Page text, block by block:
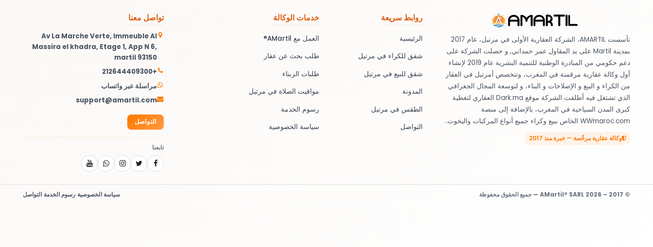
تأسست AMARTIL، الشركة العقارية الأولى في مرتيل، عام 2017
بمدينة Martil على يد المقاول عمر حمداني, و حصلت الشركة على
دعم حكومي من المبادرة الوطنية للتنمية البشرية عام 2019 لإنشاء
أول وكالة عقارية مرقمنة في المغرب، وتتخصص أمرتيل في العقار
من الكراء و البيع و الإصلاحات و البناء، و لتوسعة المجال الجغرافي
الذي تشتغل فيه أطلقت الشركة موقع Dark.ma العقاري لتغطية
كبرى المدن السياحية في المغرب، بالإضافة إلى منصة
WWmaroc.com الخاص ببيع وكراء جميع أنواع المركبات واليخوت..
وكالة عقارية مرخّصة — خبرة منذ 2017
روابط سريعة
الرئيسية
شقق للكراء في مرتيل
شقق للبيع في مرتيل
المدونة
الطقس في مرتيل
التواصل
خدمات الوكالة
العمل مع AMartil®
طلب بحث عن عقار
طلبات الزبناء
مواقيت الصلاة في مرتيل
رسوم الخدمة
سياسة الخصوصية
تواصل معنا
Av La Marche Verte, Immeuble Al
Massira el khadra, Etage 1, App N 6,
martil 93150
+212644409300
مراسلة عبر واتساب
support@amartil.com
التواصل
تابعنا
© 2017 – 2026 AMartil® SARL — جميع الحقوق محفوظة سياسة الخصوصية·رسوم الخدمة·التواصل